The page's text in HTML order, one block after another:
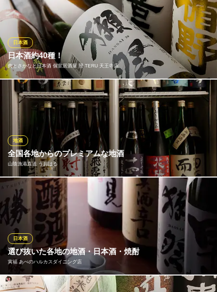
大阪府大阪市阿倍野区阿倍野筋2-4-45
司やお造りの味わいを最大限に引き立てるために造られた大起水
産オリジナルの美酒「天下の台所」をご用意しております。純米
吟醸、特別純米酒、特別本醸造と、お好みに合わせて選べるこだ
わりの一杯が、上質なお食事の時間をさらに華やかに彩ります。
大起水産回転寿司 あべのキューズモール店
回転寿司
大阪メトロ谷町線阿倍野駅 徒歩2分
大阪府大阪市阿倍野区阿倍野筋1-6-1 あべのキューズモール4F
日本酒約40種！
肉とさかなと日本酒 個室居酒屋 照 TERU 天王寺店
日本酒
八海山、春鹿といった定番の他、日本酒ブームを牽引する獺祭や
奈良の銘酒・風の森。ラベルが印象深い新政 NO6 S-Type…など
日本酒好きのお客様も納得のラインナップ。気鋭の酒蔵が手がけ
る注目の5銘柄“NEXT FIVE”も入荷しています。また、日本酒全品
が半額になる曜日限定クーポンをご用意。ぜひご利用ください！
肉とさかなと日本酒 個室居酒屋 照 TERU 天王寺店
肉と魚と日本酒を個室で
ＪＲ天王寺駅南口 徒歩2分
大阪府大阪市阿倍野区阿倍野筋1-1-61 新宿ごちそうビルB1
全国各地からのプレミアムな地酒
山陰漁港直送 うおはる
地酒
全国各地から揃えた地酒は常に50種以上をご用意しております。
特にこだわりはプレミアムな銘柄の品数にあり、「十四代」「而
今」「射美」「新政」は常にご提供できる状態をキープ。日本酒
ファンにはたまらないメニューリストです。
山陰漁港直送 うおはる
魚介料理・海鮮居酒屋
近鉄南大阪線大阪阿部野橋駅 徒歩2分
大阪府大阪市阿倍野区松崎町2-3-60
選び抜いた各地の地酒・日本酒・焼酎
寅福 あべのハルカスダイニング店
日本酒
華やかな香りとすっきりと味わいが人気の「獺祭」や、米の旨味